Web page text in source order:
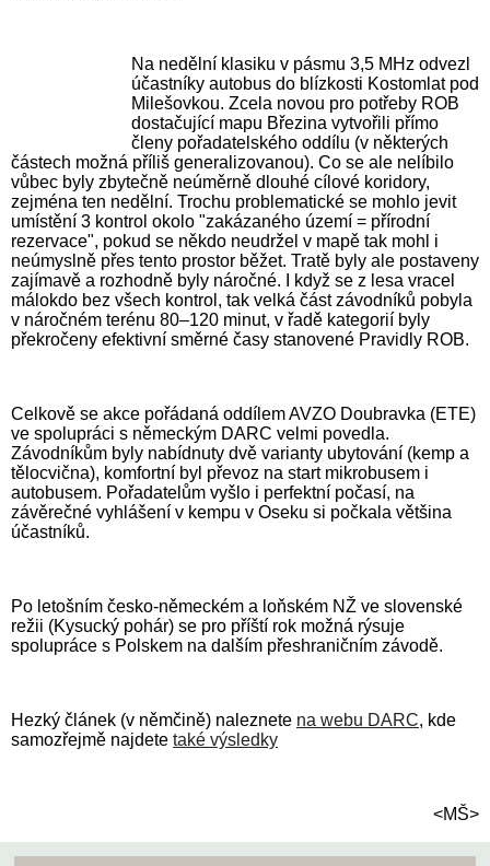
Na nedělní klasiku v pásmu 3,5 MHz odvezl
účastníky autobus do blízkosti Kostomlat pod
Milešovkou. Zcela novou pro potřeby ROB
dostačující mapu Březina vytvořili přímo
členy pořadatelského oddílu (v některých
částech možná příliš generalizovanou). Co se ale nelíbilo
vůbec byly zbytečně neúměrně dlouhé cílové koridory,
zejména ten nedělní. Trochu problematické se mohlo jevit
umístění 3 kontrol okolo "zakázaného území = přírodní
rezervace", pokud se někdo neudržel v mapě tak mohl i
neúmyslně přes tento prostor běžet. Tratě byly ale postaveny
zajímavě a rozhodně byly náročné. I když se z lesa vracel
málokdo bez všech kontrol, tak velká část závodníků pobyla
v náročném terénu 80–120 minut, v řadě kategorií byly
překročeny efektivní směrné časy stanovené Pravidly ROB.
Celkově se akce pořádaná oddílem AVZO Doubravka (ETE)
ve spolupráci s německým DARC velmi povedla.
Závodníkům byly nabídnuty dvě varianty ubytování (kemp a
tělocvična), komfortní byl převoz na start mikrobusem i
autobusem. Pořadatelům vyšlo i perfektní počasí, na
závěrečné vyhlášení v kempu v Oseku si počkala většina
účastníků.
Po letošním česko-německém a loňském NŽ ve slovenské
režii (Kysucký pohár) se pro příští rok možná rýsuje
spolupráce s Polskem na dalším přeshraničním závodě.
Hezký článek (v němčině) naleznete na webu DARC, kde
samozřejmě najdete také výsledky
<MŠ>